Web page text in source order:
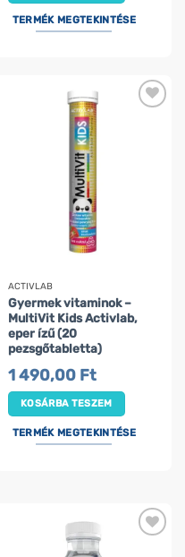
TERMÉK MEGTEKINTÉSE
ACTIVLAB
Gyermek vitaminok –
MultiVit Kids Activlab,
eper ízű (20
pezsgőtabletta)
1 490,00 Ft
KOSÁRBA TESZEM
TERMÉK MEGTEKINTÉSE